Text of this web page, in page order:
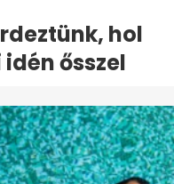
hol
ősszel